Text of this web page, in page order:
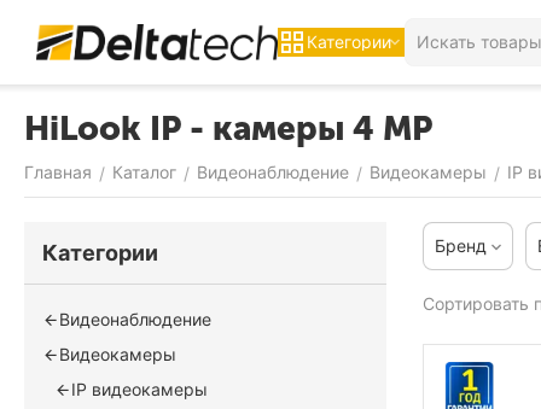
Категории
HiLook IP - камеры 4 MP
Главная / Каталог / Видеонаблюдение / Видеокамеры / IP
Бренд
Сортировать
Категории
Видеонаблюдение
Видеокамеры
IP видеокамеры